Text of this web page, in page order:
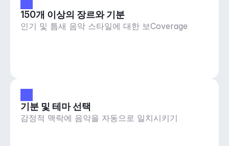
150개 이상의 장르와 기분
인기 및 틈새 음악 스타일에 대한 보Coverage
기분 및 테마 선택
감정적 맥락에 음악을 자동으로 일치시키기